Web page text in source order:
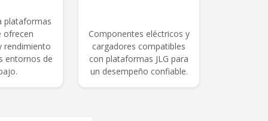
plataformas
ofrecen
rendimiento
entornos de
Componentes eléctricos y
cargadores compatibles
con plataformas JLG para
un desempeño confiable.